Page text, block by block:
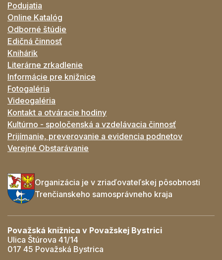
Podujatia
Online Katalóg
Odborné štúdie
Edičná činnosť
Knihárik
Literárne zrkadlenie
Informácie pre knižnice
Fotogaléria
Videogaléria
Kontakt a otváracie hodiny
Kultúrno - spoločenská a vzdelávacia činnosť
Prijímanie, preverovanie a evidencia podnetov
Verejné Obstarávanie
Organizácia je v zriaďovateľskej pôsobnosti
Trenčianskeho samosprávneho kraja
Považská knižnica v Považskej Bystrici
Ulica Štúrova 41/14
017 45 Považská Bystrica